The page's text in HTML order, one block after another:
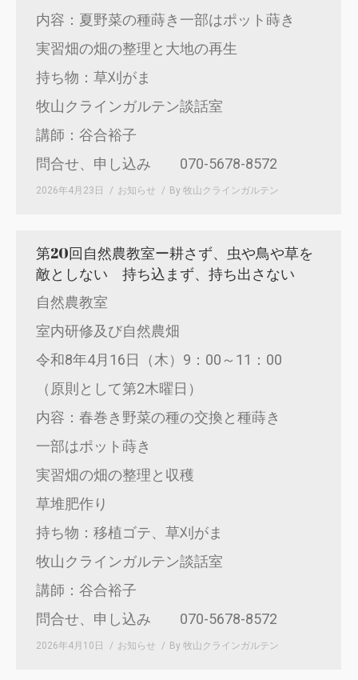
内容：夏野菜の種蒔き一部はポット蒔き
実習畑の畑の整理と大地の再生
持ち物：草刈がま
牧山クラインガルテン談話室
講師：谷合裕子
問合せ、申し込み 070-5678-8572
2026年4月23日 お知らせ By 牧山クラインガルテン
第20回自然農教室ー耕さず、虫や鳥や草を
敵としない 持ち込まず、持ち出さない
自然農教室
室内研修及び自然農畑
令和8年4月16日（木）9：00～11：00
（原則として第2木曜日）
内容：春巻き野菜の種の交換と種蒔き
一部はポット蒔き
実習畑の畑の整理と収穫
草堆肥作り
持ち物：移植ゴテ、草刈がま
牧山クラインガルテン談話室
講師：谷合裕子
問合せ、申し込み 070-5678-8572
2026年4月10日 お知らせ By 牧山クラインガルテン